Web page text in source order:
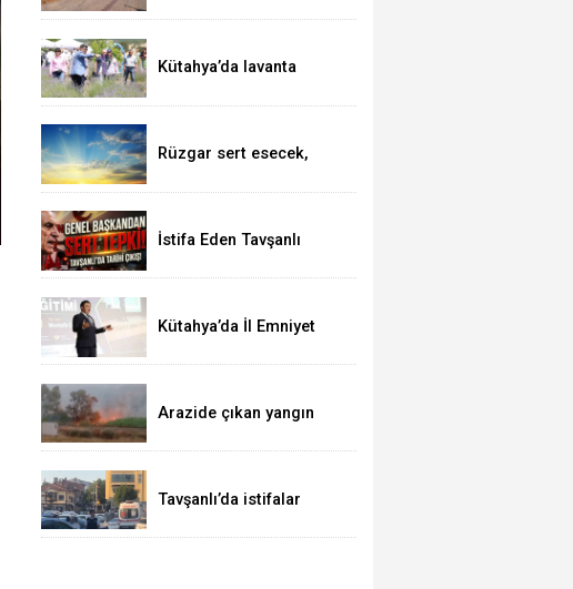
Kütahya’da lavanta
Rüzgar sert esecek,
İstifa Eden Tavşanlı
Sert Tepki
Kütahya’da İl Emniyet
etkili iletişim eğitimi
Arazide çıkan yangın
Tavşanlı’da istifalar